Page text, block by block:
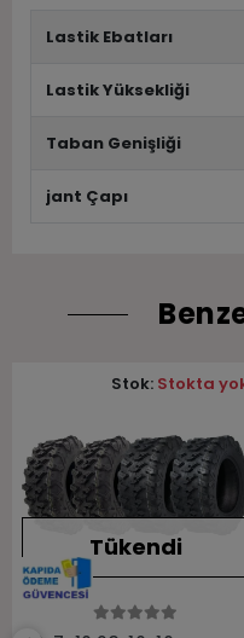
Lastik Ebatları
Lastik Yüksekliği
Taban Genişliği
jant Çapı
Tükendi
Stok: Stokta